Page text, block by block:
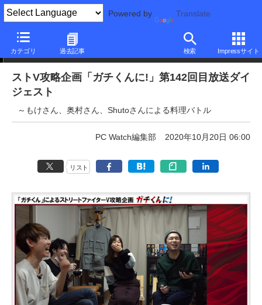
Powered by Translate
カテゴリ 過去記事 検索 Impressサイト
ニュース
ストV攻略企画「ガチくんに!」第142回目放送ダイ
ジェスト
～もけさん、奥村さん、Shutoさんによる料理バトル
PC Watch編集部 2020年10月20日 06:00
リスト